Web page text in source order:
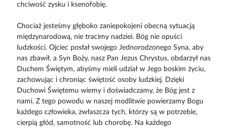
chciwość zysku i ksenofobię.
Chociaż jesteśmy głęboko zaniepokojeni obecną sytuacją
międzynarodową, nie tracimy nadziei. Bóg nie opuści
ludzkości. Ojciec posłał swojego Jednorodzonego Syna, aby
nas zbawił, a Syn Boży, nasz Pan Jezus Chrystus, obdarzył nas
Duchem Świętym, abyśmy mieli udział w Jego boskim życiu,
zachowując i chroniąc świętość osoby ludzkiej. Dzięki
Duchowi Świętemu wiemy i doświadczamy, że Bóg jest z
nami. Z tego powodu w naszej modlitwie powierzamy Bogu
każdego człowieka, zwłaszcza tych, którzy są w potrzebie,
cierpią głód, samotność lub chorobę. Na każdego